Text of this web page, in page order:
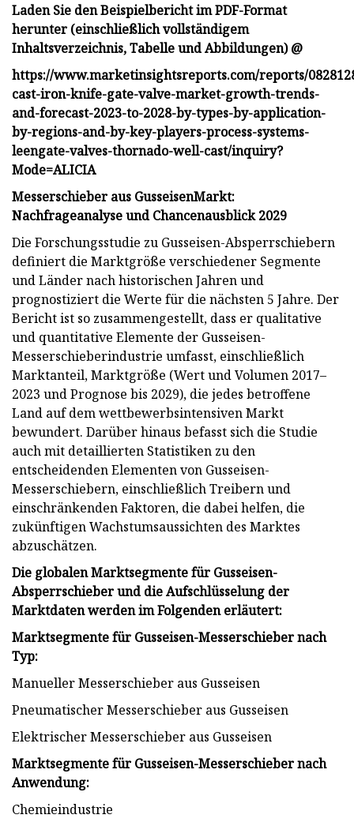
Laden Sie den Beispielbericht im PDF-Format
herunter (einschließlich vollständigem
Inhaltsverzeichnis, Tabelle und Abbildungen) @
https://www.marketinsightsreports.com/reports/
cast-iron-knife-gate-valve-market-growth-trends-
and-forecast-2023-to-2028-by-types-by-application-
by-regions-and-by-key-players-process-systems-
leengate-valves-thornado-well-cast/inquiry?
Mode=ALICIA
Messerschieber aus GusseisenMarkt:
Nachfrageanalyse und Chancenausblick 2029
Die Forschungsstudie zu Gusseisen-Absperrschiebern
definiert die Marktgröße verschiedener Segmente
und Länder nach historischen Jahren und
prognostiziert die Werte für die nächsten 5 Jahre. Der
Bericht ist so zusammengestellt, dass er qualitative
und quantitative Elemente der Gusseisen-
Messerschieberindustrie umfasst, einschließlich
Marktanteil, Marktgröße (Wert und Volumen 2017–
2023 und Prognose bis 2029), die jedes betroffene
Land auf dem wettbewerbsintensiven Markt
bewundert. Darüber hinaus befasst sich die Studie
auch mit detaillierten Statistiken zu den
entscheidenden Elementen von Gusseisen-
Messerschiebern, einschließlich Treibern und
einschränkenden Faktoren, die dabei helfen, die
zukünftigen Wachstumsaussichten des Marktes
abzuschätzen.
Die globalen Marktsegmente für Gusseisen-
Absperrschieber und die Aufschlüsselung der
Marktdaten werden im Folgenden erläutert:
Marktsegmente für Gusseisen-Messerschieber nach
Typ:
Manueller Messerschieber aus Gusseisen
Pneumatischer Messerschieber aus Gusseisen
Elektrischer Messerschieber aus Gusseisen
Marktsegmente für Gusseisen-Messerschieber nach
Anwendung:
Chemieindustrie